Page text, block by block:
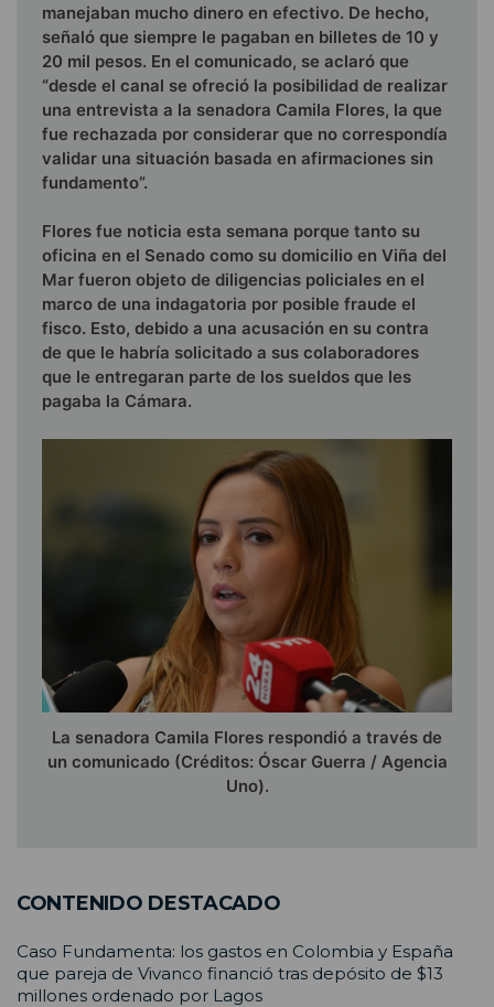
manejaban mucho dinero en efectivo. De hecho,
señaló que siempre le pagaban en billetes de 10 y
20 mil pesos. En el comunicado, se aclaró que
“desde el canal se ofreció la posibilidad de realizar
una entrevista a la senadora Camila Flores, la que
fue rechazada por considerar que no correspondía
validar una situación basada en afirmaciones sin
fundamento”.
Flores fue noticia esta semana porque tanto su
oficina en el Senado como su domicilio en Viña del
Mar fueron objeto de diligencias policiales en el
marco de una indagatoria por posible fraude el
fisco. Esto, debido a una acusación en su contra
de que le habría solicitado a sus colaboradores
que le entregaran parte de los sueldos que les
pagaba la Cámara.
La senadora Camila Flores respondió a través de
un comunicado (Créditos: Óscar Guerra / Agencia
Uno).
CONTENIDO DESTACADO
Caso Fundamenta: los gastos en Colombia y España
que pareja de Vivanco financió tras depósito de $13
millones ordenado por Lagos